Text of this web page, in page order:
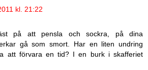
kl. 21:22
på att pensla och sockra, på dina
gå som smort. Har en liten undring
att förvara en tid? I en burk i skafferiet